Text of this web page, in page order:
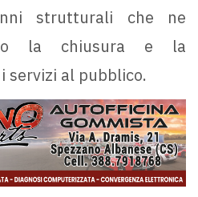
strutturali che ne
la chiusura e la
servizi al pubblico.